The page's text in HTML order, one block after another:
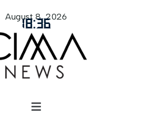
18:36
August 8, 2026